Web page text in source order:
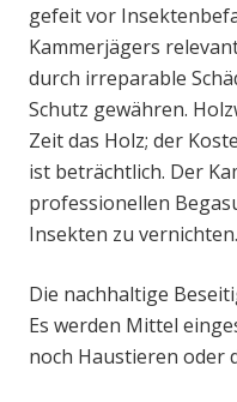
gefeit vor
Kammerjägers
durch irreparable
Schutz gewähren.
Zeit das Holz; der
ist beträchtlich. Der
professionellen
Insekten zu vernichten.
Die nachhaltige
Es werden Mittel
noch Haustieren oder